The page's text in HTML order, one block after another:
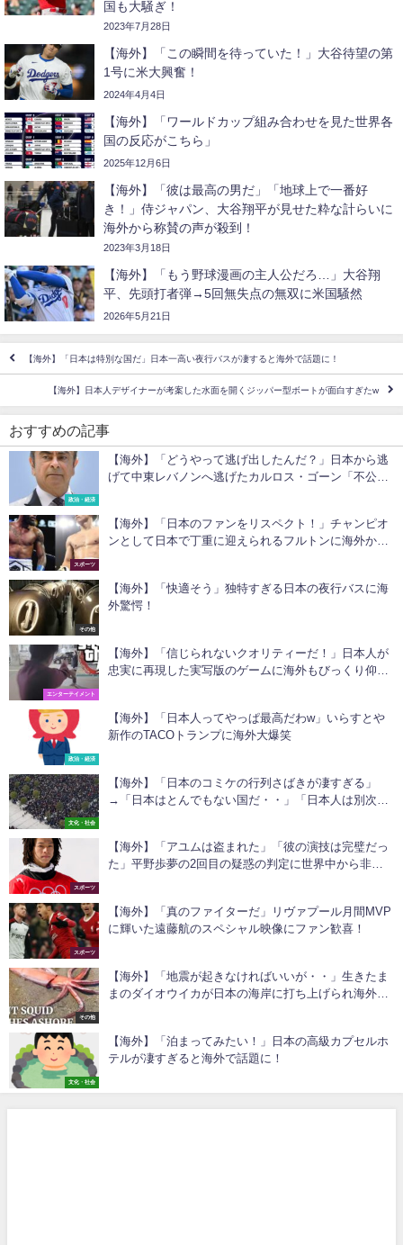
国も大騒ぎ！
2023年7月28日
【海外】「この瞬間を待っていた！」大谷待望の第
1号に米大興奮！
2024年4月4日
【海外】「ワールドカップ組み合わせを見た世界各
国の反応がこちら」
2025年12月6日
【海外】「彼は最高の男だ」「地球上で一番好
き！」侍ジャパン、大谷翔平が見せた粋な計らいに
海外から称賛の声が殺到！
2023年3月18日
【海外】「もう野球漫画の主人公だろ…」大谷翔
平、先頭打者弾→5回無失点の無双に米国騒然
2026年5月21日
【海外】「日本は特別な国だ」日本一高い夜行バスが凄すると海外で話題に！
【海外】日本人デザイナーが考案した水面を開くジッパー型ボートが面白すぎたw
おすすめの記事
政治・経済
【海外】「どうやって逃げ出したんだ？」日本から逃
げて中東レバノンへ逃げたカルロス・ゴーン「不公平
スポーツ
【海外】「日本のファンをリスペクト！」チャンピオ
ンとして日本で丁重に迎えられるフルトンに海外から
その他
【海外】「快適そう」独特すぎる日本の夜行バスに海
外驚愕！
エンターテイメント
【海外】「信じられないクオリティーだ！」日本人が
忠実に再現した実写版のゲームに海外もびっくり仰
政治・経済
【海外】「日本人ってやっぱ最高だわw」いらすとや
新作のTACOトランプに海外大爆笑
文化・社会
【海外】「日本のコミケの行列さばきが凄すぎる」
→「日本はとんでもない国だ・・」「日本人は別次元
スポーツ
【海外】「アユムは盗まれた」「彼の演技は完璧だっ
た」平野歩夢の2回目の疑惑の判定に世界中から非難
スポーツ
【海外】「真のファイターだ」リヴァプール月間MVP
に輝いた遠藤航のスペシャル映像にファン歓喜！
その他
【海外】「地震が起きなければいいが・・」生きたま
まのダイオウイカが日本の海岸に打ち上げられ海外も
文化・社会
【海外】「泊まってみたい！」日本の高級カプセルホ
テルが凄すぎると海外で話題に！